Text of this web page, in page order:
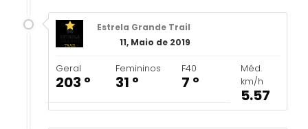
Estrela Grande Trail
11, Maio de 2019
Geral
203 º
Femininos
31 º
F40
7 º
Méd.
km/h
5.57